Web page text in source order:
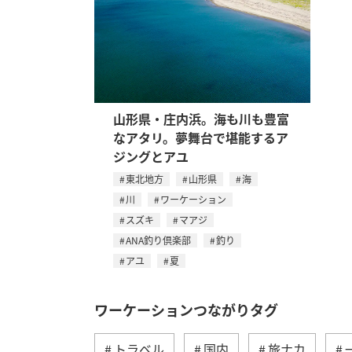
山形県・庄内浜。海も川も豊富
なアタリ。夢舞台で堪能するア
ジングとアユ
東北地方 山形県
海
川
ワーケーション
スズキ
マアジ
ANA釣り倶楽部
釣り
アユ
夏
ワーケーションつながりタグ